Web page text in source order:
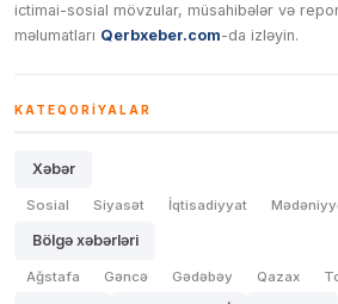
ictimai-sosial mövzular, müsahibələr və
məlumatları Qerbxeber.com-da izləyin.
KATEQORIYALAR
Xəbər
Sosial Siyasət İqtisadiyyat
Bölgə xəbərləri
Ağstafa Gəncə Gədəbəy Qazax